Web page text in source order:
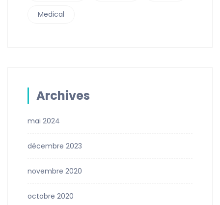
Medical
Archives
mai 2024
décembre 2023
novembre 2020
octobre 2020